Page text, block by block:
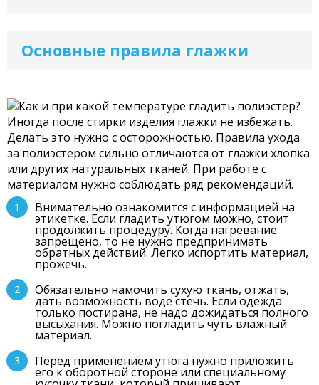
Основные правила глажки
Иногда после стирки изделия глажки не избежать.
Делать это нужно с осторожностью. Правила ухода
за полиэстером сильно отличаются от глажки хлопка
или других натуральных тканей. При работе с
материалом нужно соблюдать ряд рекомендаций.
Внимательно ознакомится с информацией на
этикетке. Если гладить утюгом можно, стоит
продолжить процедуру. Когда нагревание
запрещено, то не нужно предпринимать
обратных действий. Легко испортить материал,
прожечь.
Обязательно намочить сухую ткань, отжать,
дать возможность воде стечь. Если одежда
только постирана, не надо дожидаться полного
высыхания. Можно погладить чуть влажный
материал.
Перед применением утюга нужно приложить
его к оборотной стороне или специальному